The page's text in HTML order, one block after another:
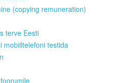
(copying remuneration)
terve Eesti
mobiiltelefoni testida